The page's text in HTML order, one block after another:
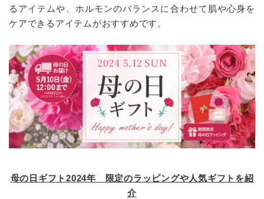
るアイテムや、ホルモンのバランスに合わせて肌や心身を
ケアできるアイテムがおすすめです。
母の日ギフト2024年 限定のラッピングや人気ギフトを紹
介